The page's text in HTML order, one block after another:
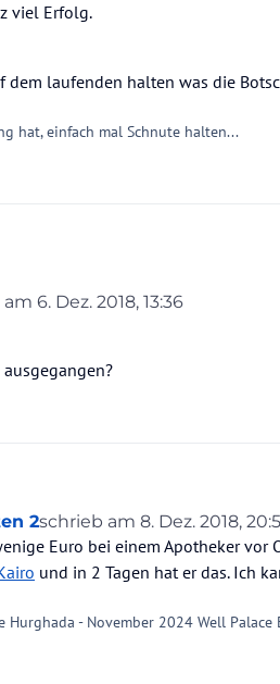
viel Erfolg.
dem laufenden halten was die
hat, einfach mal Schnute halten...
am 6. Dez. 2018, 13:36
von
bei dir den ausgegangen?
2schrieb am 8. Dez. 2018,
zuletzt editiert von
Euro bei einem Apotheker
und in 2 Tagen hat er das. Ich
Hurghada - November 2024 Well